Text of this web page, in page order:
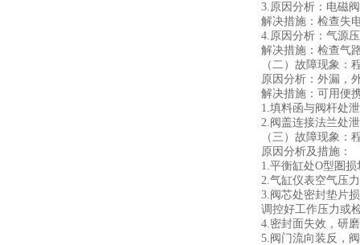
3.原因分析：电磁
解决措施：检查失
4.原因分析：气源
解决措施：检查气
（二）故障现象：
原因分析：外漏，
解决措施：可用便
1.填料函与阀杆处
2.阀盖连接法兰处
（三）故障现象：
原因分析及措施：
1.平衡缸处O型圏
2.气缸仪表空气压
3.阀芯处密封垫片
调控好工作压力或
4.密封面失效，研
5.阀门流向装反，